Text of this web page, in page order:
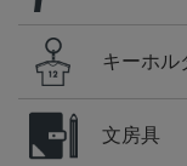
キーホル
文房具